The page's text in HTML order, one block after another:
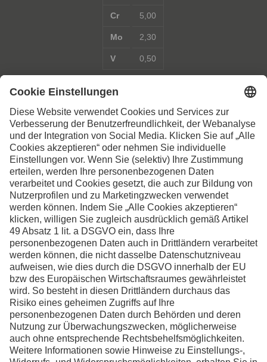
Cr
Mo
V
5,00
2,30
0,50
Kontaktieren Sie uns,
wenn Sie weitere
Informationen wünschen
Kontakt